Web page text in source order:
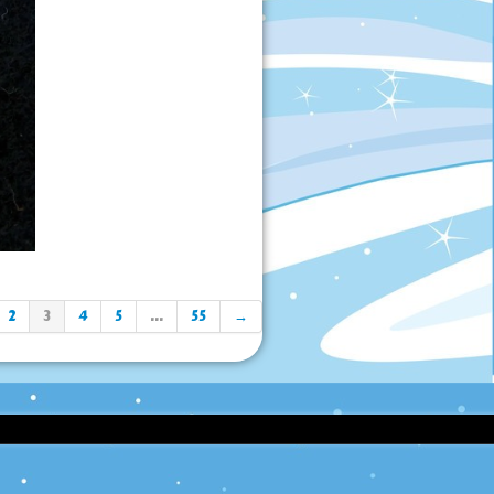
2 3 4 5 ... 55 →